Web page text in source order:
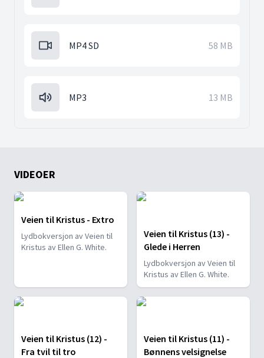
MP4 SD 58 MB
MP3 13 MB
VIDEOER
Veien til Kristus - Extro
Lydbokversjon av Veien til
Kristus av Ellen G. White.
Veien til Kristus (13) -
Glede i Herren
Lydbokversjon av Veien til
Kristus av Ellen G. White.
Veien til Kristus (12) -
Fra tvil til tro
Veien til Kristus (11) -
Bønnens velsignelse